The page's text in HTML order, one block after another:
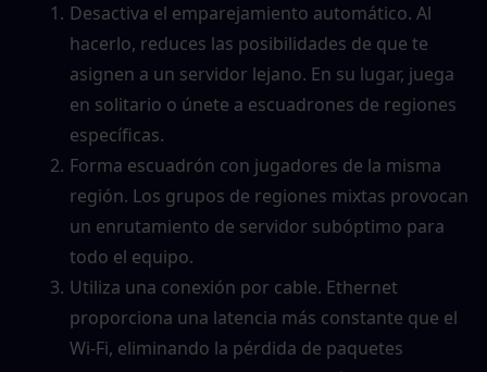
Desactiva el emparejamiento automático. Al
hacerlo, reduces las posibilidades de que te
asignen a un servidor lejano. En su lugar, juega
en solitario o únete a escuadrones de regiones
específicas.
Forma escuadrón con jugadores de la misma
región. Los grupos de regiones mixtas provocan
un enrutamiento de servidor subóptimo para
todo el equipo.
Utiliza una conexión por cable. Ethernet
proporciona una latencia más constante que el
Wi-Fi, eliminando la pérdida de paquetes